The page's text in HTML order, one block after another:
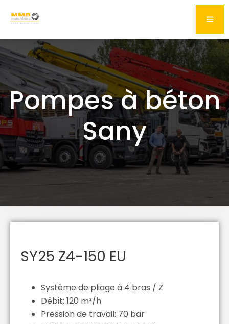
Pompes à béton
Sany
SY25 Z4-150 EU
Système de pliage à 4 bras / Z
Débit: 120 m³/h
Pression de travail: 70 bar